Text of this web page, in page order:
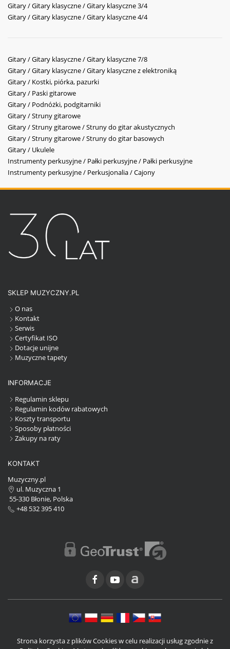
Gitary / Gitary klasyczne / Gitary klasyczne 3/4
Gitary / Gitary klasyczne / Gitary klasyczne 4/4
Gitary / Gitary klasyczne / Gitary klasyczne 7/8
Gitary / Gitary klasyczne / Gitary klasyczne z elektroniką
Gitary / Kostki, piórka, pazurki
Gitary / Paski gitarowe
Gitary / Podnóżki, podgitarniki
Gitary / Struny gitarowe
Gitary / Struny gitarowe / Struny do gitar akustycznych
Gitary / Struny gitarowe / Struny do gitar basowych
Gitary / Ukulele
Instrumenty perkusyjne / Pałki perkusyjne / Pałki perkusyjne
Instrumenty perkusyjne / Perkusjonalia / Cajony
SKLEP MUZYCZNY.PL
O nas
Kontakt
Serwis
Certyfikat ISO
Dotacje unijne
Muzyczne tapety
INFORMACJE
Regulamin sklepu
Regulamin kodów rabatowych
Koszty transportu
Sposoby płatności
Zakupy na raty
KONTAKT
Muzyczny.pl
ul. Muzyczna 1
55-330 Błonie, Polska
+48 532 395 410
Strona korzysta z plików Cookies w celu realizacji usług zgodnie z